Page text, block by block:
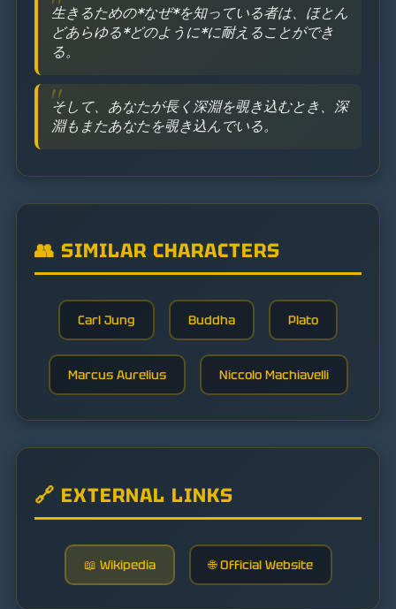
生きるための*なぜ*を知っている者は、ほとん
どあらゆる*どのように*に耐えることができ
る。
そして、あなたが長く深淵を覗き込むとき、深
淵もまたあなたを覗き込んでいる。
👥 SIMILAR CHARACTERS
Carl Jung Buddha Plato
Marcus Aurelius Niccolo Machiavelli
🔗 EXTERNAL LINKS
📖 Wikipedia 🌐 Official Website